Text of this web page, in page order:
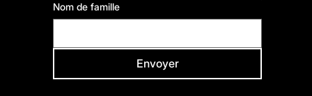
Nom de famille
Envoyer